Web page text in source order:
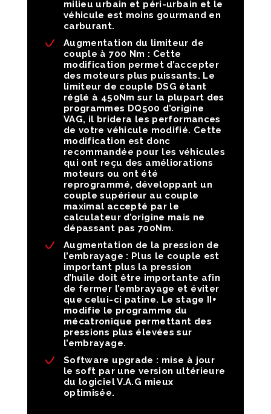
milieu urbain et péri-urbain et le
véhicule est moins gourmand en
carburant.
Augmentation du limiteur de
couple à 700 Nm : Cette
modification permet d’accepter
des moteurs plus puissants. Le
limiteur de couple DSG étant
réglé à 450Nm sur la plupart des
programmes DQ500 d’origine
VAG, il bridera les performances
de votre véhicule modifié. Cette
modification est donc
recommandée pour les véhicules
qui ont reçu des améliorations
moteurs ou ont été
reprogrammé, développant un
couple supérieur au couple
maximal accepté par le
calculateur d’origine mais ne
dépassant pas 700Nm.
Augmentation de la pression de
l’embrayage : Plus le couple est
important plus la pression
d’huile doit être importante afin
de fermer l’embrayage et éviter
que celui-ci patine. Le stage II+
modifie le programme du
mécatronique permettant des
pressions plus élevées sur
l’embrayage.
Software upgrade : mise à jour
le soft par une version ultérieure
du logiciel V.A.G mieux
optimisée.